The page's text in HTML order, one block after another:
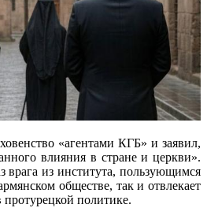
«агентами КГБ» и заявил,
влияния в стране и церкви».
врага из института, пользующимся
обществе, так и отвлекает
политике.